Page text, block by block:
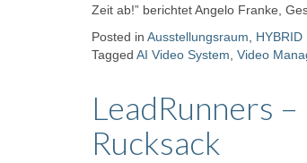
Zeit ab!” berichtet Angelo Franke,
Posted in Ausstellungsraum HYBRID
Tagged AI Video System Video
LeadRunners
Rucksack